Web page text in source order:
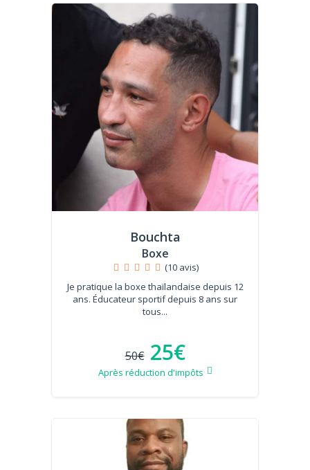
Bouchta
Boxe
(10 avis)
Je pratique la boxe thaïlandaise depuis 12
ans. Éducateur sportif depuis 8 ans sur
tous...
50€ 25€
Après réduction d'impôts